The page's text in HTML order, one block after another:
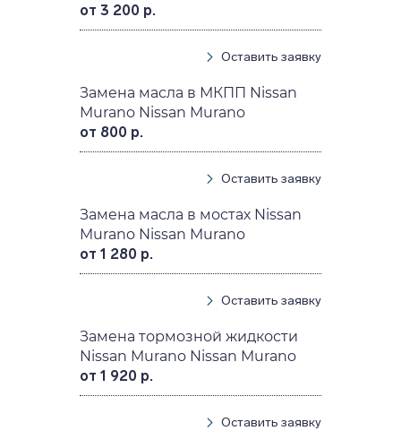
от 3 200 р.
Оставить заявку
Замена масла в МКПП Nissan
Murano Nissan Murano
от 800 р.
Оставить заявку
Замена масла в мостах Nissan
Murano Nissan Murano
от 1 280 р.
Оставить заявку
Замена тормозной жидкости
Nissan Murano Nissan Murano
от 1 920 р.
Оставить заявку